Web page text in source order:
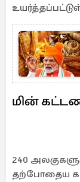
மின்
240
தற்போதைய